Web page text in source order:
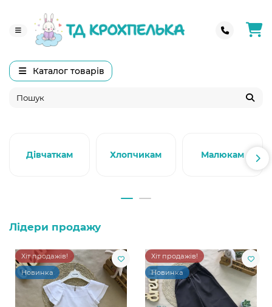
Каталог товарів
Дівчаткам Хлопчикам Малюкам
Лідери продажу
Хіт продажів!
Новинка
Хіт продажів!
Новинка